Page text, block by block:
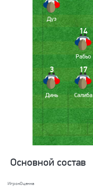
17
Салиба
3
Динь
14
Рабьо
Дуэ
Основной состав
ИгрокОценка